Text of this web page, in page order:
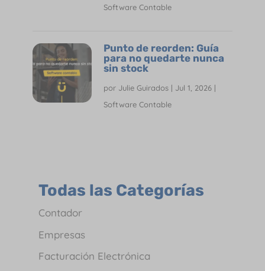
Software Contable
Punto de reorden: Guía
para no quedarte nunca
sin stock
por Julie Guirados| Jul 1, 2026|
Software Contable
Todas las Categorías
Contador
Empresas
Facturación Electrónica